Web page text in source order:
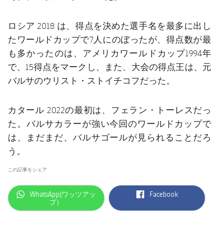
ロシア 2018 は、得点を決めた選手名を最多に出し
たワールドカップで7人にのぼったが、得点数が最
も多かったのは、アメリカワールドカップ1994年
で、15得点をマークし、また、大会の得点王は、元
バルサのウリスト・ストイチコフだった。
カタール 2022の最初は、フェラン・トーレスだっ
た。バルサカラーが強い今回のワールドカップで
は、まだまだ、バルサゴールが見られることだろ
う。
この記事をシェア
label.aria.whatsapp
WhatsApp(ワッツアッ
プ）
label.aria.facebook
Facebook